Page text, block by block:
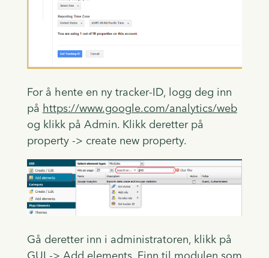
For å hente en ny tracker-ID, logg deg inn
på https://www.google.com/analytics/web
og klikk på Admin. Klikk deretter på
property -> create new property.
Gå deretter inn i administratoren, klikk på